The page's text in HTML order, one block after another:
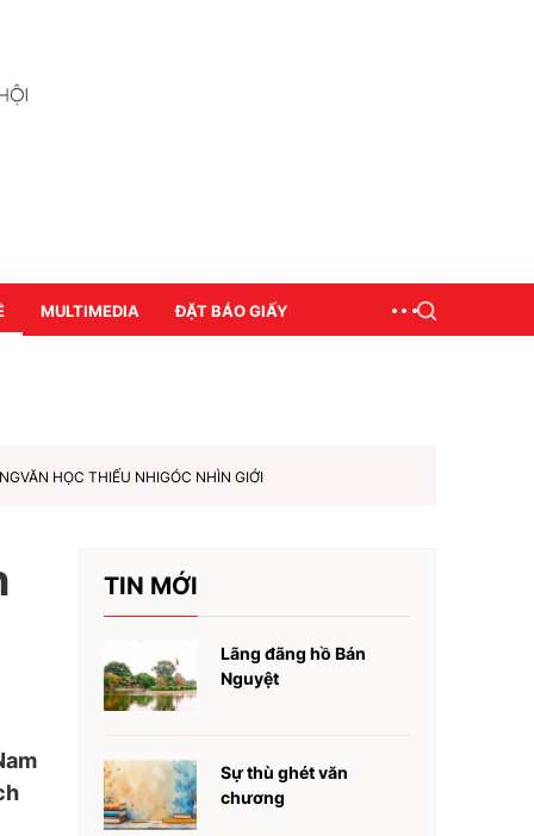
MULTIMEDIA ĐẶT BÁO GIẤY
VĂN HỌC THIẾU NHIGÓC NHÌN GIỚI
TIN MỚI
Lãng đãng hồ Bán
Nguyệt
Sự thù ghét văn
chương